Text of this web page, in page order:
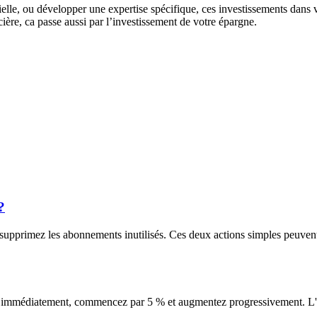
ou développer une expertise spécifique, ces investissements
ca passe aussi par l’investissement de votre épargne.
les abonnements inutilisés. Ces deux actions simples
commencez par 5 % et augmentez progressivement.